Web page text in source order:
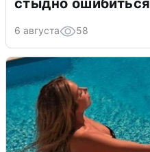
6 августа 58